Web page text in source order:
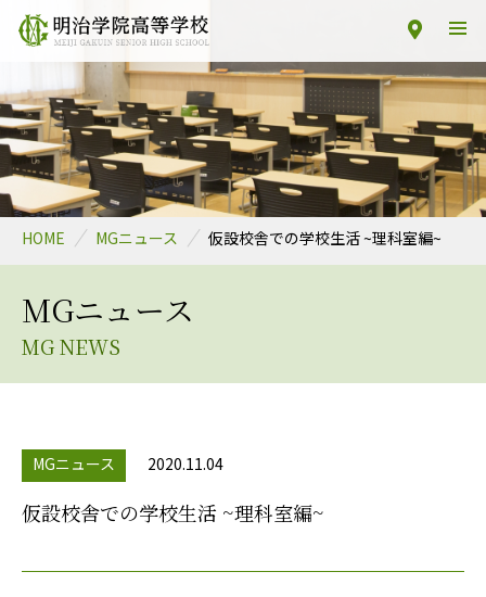
HOME MGニュース 仮設校舎での学校生活 ~理科室編~
MGニュース
MG NEWS
MGニュース 2020.11.04
仮設校舎での学校生活 ~理科室編~